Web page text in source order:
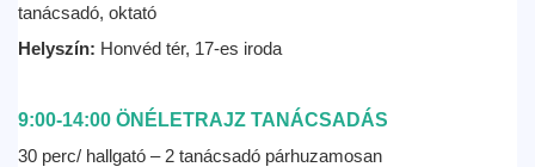
tanácsadó, oktató
Helyszín: Honvéd tér, 17-es iroda
9:00-14:00 ÖNÉLETRAJZ TANÁCSADÁS
30 perc/ hallgató – 2 tanácsadó párhuzamosan